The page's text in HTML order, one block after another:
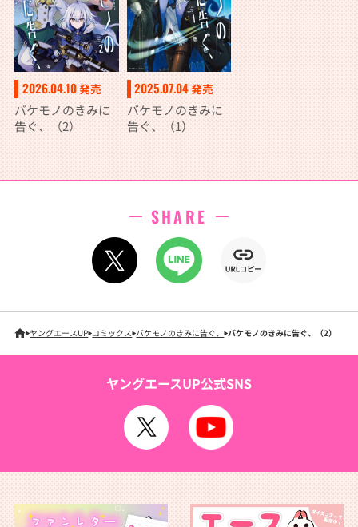
2026.04.10発売
バケモノのきみに
告ぐ、（2）
2025.07.04発売
バケモノのきみに
告ぐ、（1）
SHARE
ヤングエースUP コミックス バケモノのきみに告ぐ、 バケモノのきみに告ぐ、（2）
ヤングエースUP公式SNS